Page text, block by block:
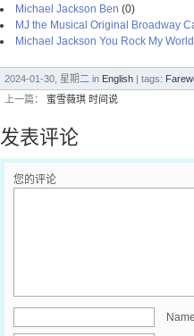
Michael Jackson Ben (0)
MJ the Musical Original Broadway
Michael Jackson You Rock My World
2024-01-30, 星期二 in English | tags:
上一篇： 蜜雪薇琪 时间说
发表评论
您的评论